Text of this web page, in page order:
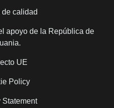
de calidad
apoyo de la República de
UE
Policy
Statement